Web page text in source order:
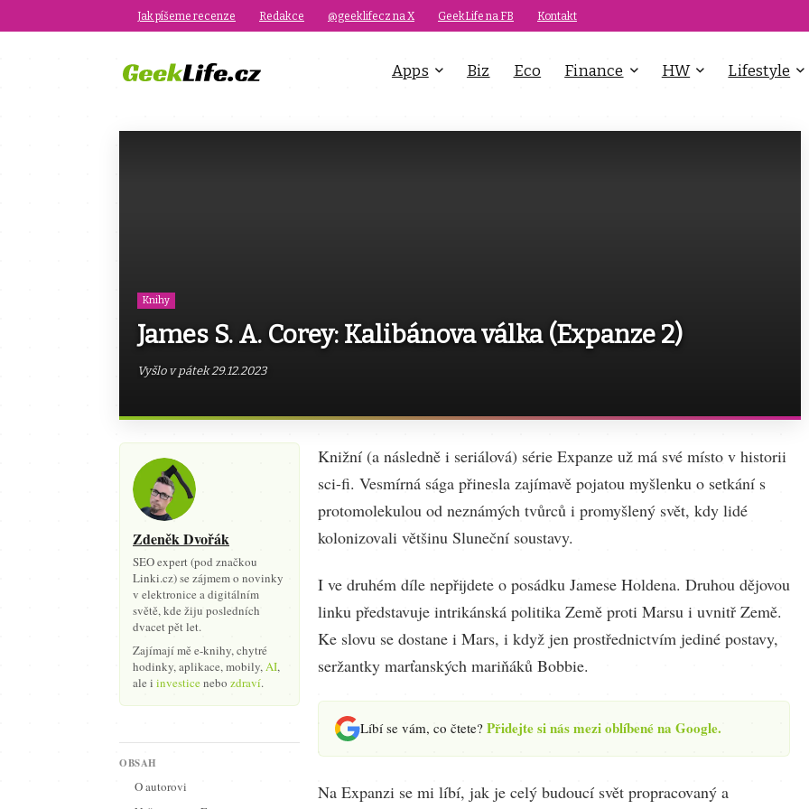
Jak píšeme recenze Redakce @geeklifecz na X GeekLife na FB Kontakt
Apps Biz Eco Finance HW Lifestyle
Knihy
James S. A. Corey: Kalibánova válka (Expanze 2)
Vyšlo v pátek 29.12.2023
Zdeněk Dvořák
SEO expert (pod značkou
Linki.cz) se zájmem o novinky
v elektronice a digitálním
světě, kde žiju posledních
dvacet pět let.
Zajímají mě e-knihy, chytré
hodinky, aplikace, mobily,AI,
ale i investicenebo zdraví.
OBSAH
O autorovi
Knižní (a následně i seriálová) série Expanze už má své místo v historii
sci-fi. Vesmírná sága přinesla zajímavě pojatou myšlenku o setkání s
protomolekulou od neznámých tvůrců i promyšlený svět, kdy lidé
kolonizovali většinu Sluneční soustavy.
I ve druhém díle nepřijdete o posádku Jamese Holdena. Druhou dějovou
linku představuje intrikánská politika Země proti Marsu i uvnitř Země.
Ke slovu se dostane i Mars, i když jen prostřednictvím jediné postavy,
seržantky marťanských mariňáků Bobbie.
Líbí se vám, co čtete? Přidejte si nás mezi oblíbené na Google.
Na Expanzi se mi líbí, jak je celý budoucí svět propracovaný a